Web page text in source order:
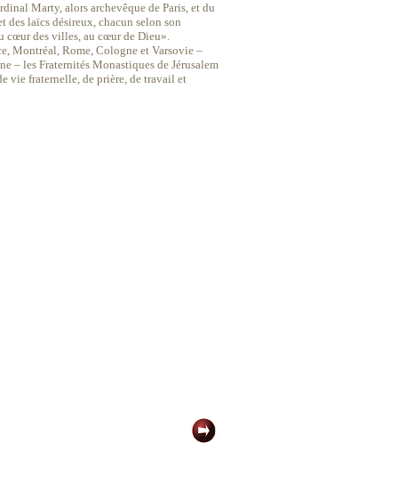
Marty, alors archevêque de Paris, et du
des laïcs désireux, chacun selon son
cœur des villes, au cœur de Dieu».
Montréal, Rome, Cologne et Varsovie –
– les Fraternités Monastiques de Jérusalem
vie fraternelle, de prière, de travail et